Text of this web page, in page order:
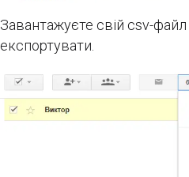
Завантажуєте свій csv-файл
експортувати.